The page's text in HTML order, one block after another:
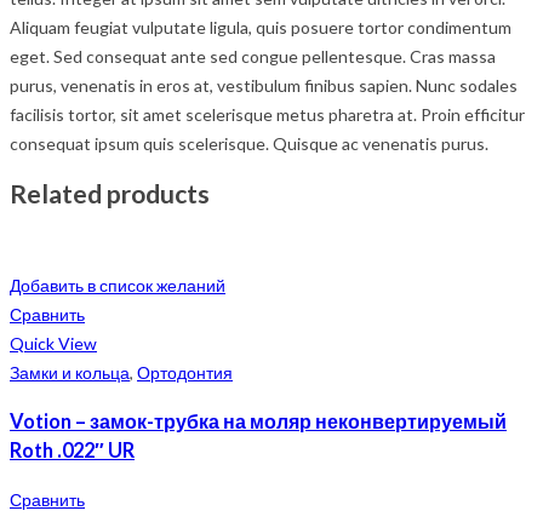
Aliquam feugiat vulputate ligula, quis posuere tortor condimentum
eget. Sed consequat ante sed congue pellentesque. Cras massa
purus, venenatis in eros at, vestibulum finibus sapien. Nunc sodales
facilisis tortor, sit amet scelerisque metus pharetra at. Proin efficitur
consequat ipsum quis scelerisque. Quisque ac venenatis purus.
Related products
Добавить в список желаний
Сравнить
Quick View
Замки и кольца, Ортодонтия
Votion – замок-трубка на моляр неконвертируемый
Roth .022″ UR
Сравнить